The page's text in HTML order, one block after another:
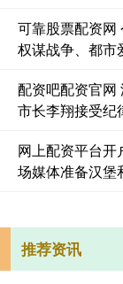
可靠股票配资网
权谋战争、都市
配资吧配资官网
市长李翔接受纪
网上配资平台开
场媒体准备汉堡
推荐资讯